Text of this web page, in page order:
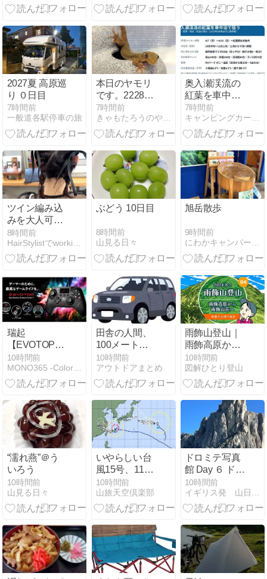
も代表「平和
高市総理あい
さつ、国連事
務総長メッセ
ージ 被爆81年
「原爆の日」
【ハイライ
ト】
頃だった！
ーキット #6
2027夏 高原巡
り ０日目
7時間前
一般道各駅停車の旅
本日のヤモリ
です。2228日
目
7時間前
きゃもたろうのやもりブログです。
奥入瀬渓流の
紅葉を車中泊
で狙う完全ガ
イド2026｜マ
イカー規制は
し、温泉＆コ
インランドリ
ー付きRVパー
クを拠点にす
る
7時間前
キャンピングカージャーナル
ツイン編み込
みを大人可愛
く。リボンが
映えるフォー
マルヘアアレ
8時間前
ぶどう 10日目
8時間前
山見る日々
旭岳散歩
9時間前
瑞起
【EVOTOP
Axis Wired for
Nintendo
Switch 2】ミ
搭載し、PCや
専用アプリを
使わずに各種
設定を手元で
完結できる
「スマート・
カスタマイ
ズ」を特徴と
し、ホールエ
フェクト式ス
ティックやマ
イクロスイッ
チ、背面4ボ
タン、専用連
射ボタン
10時間前
MONO365 -Color your days-
田舎の人間、
100メートル
先のコンビニ
に車で行く
10時間前
アウトドアまとめ
雨飾山登山｜
雨飾高原から
雨飾山荘へ 真
夏の日帰り縦
走（04）笹平
10時間前
図解ひとり登山
“濡れ燕”＠う
いろう
10時間前
山見る日々
いやらしい台
風15号、11日
東北関東接
近、12日関東
へ逆走？ 13日
か？
10時間前
山旅天空倶楽部
ドロミテ写真
館 Day ６ ドロ
ミテ全力のお
花畑 美しすぎ
て足が前に進
10時間前